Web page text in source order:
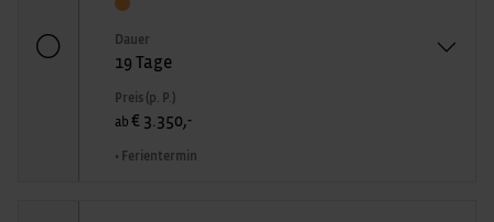
Dauer
19 Tage
Preis (p. P.)
ab € 3.350,-
• Ferientermin